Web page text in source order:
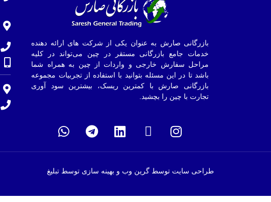
بازرگانی صارش به عنوان یکی از شرکت های ارائه دهنده
خدمات جامع بازرگانی مستقر در چین می‌تواند در کلیه
مراحل سفارش خارجی و واردات از چین به همراه شما
باشد تا در این مسئله بتوانید با استفاده از تجربیات مجموعه
بازرگانی صارش با کمترین ریسک، بیشترین سود آوری
تجارت با چین را بچشید.
طراحی سایت توسط گرین وب و بهینه سازی توسط تبلیغ